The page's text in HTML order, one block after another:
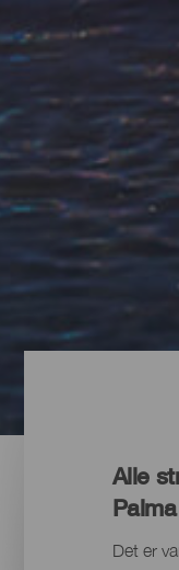
Alle
Palma
Det er